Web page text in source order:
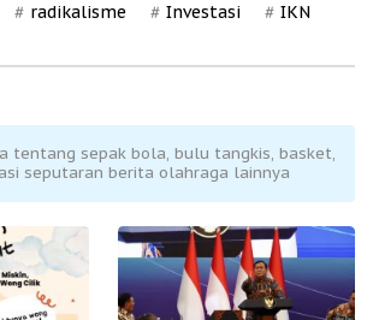
radikalisme Investasi IKN
tentang sepak bola, bulu tangkis, basket,
seputaran berita olahraga lainnya